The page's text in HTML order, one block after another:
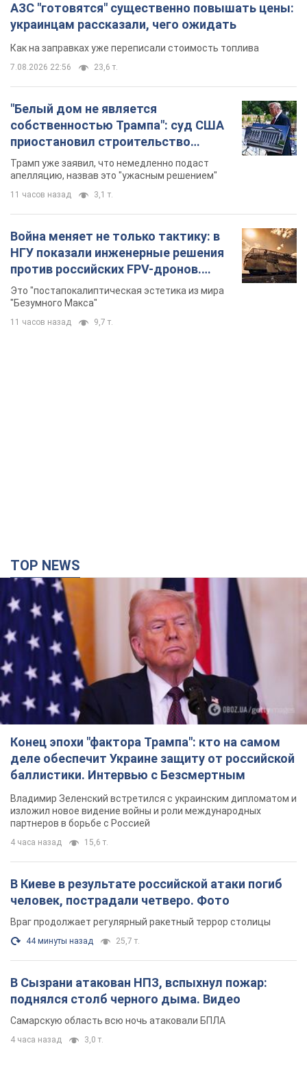
АЗС "готовятся" существенно повышать цены:
украинцам рассказали, чего ожидать
Как на заправках уже переписали стоимость топлива
7.08.2026 22:56 23,6 т.
"Белый дом не является
собственностью Трампа": суд США
приостановил строительство
бального зала стоимостью 400 млн
долларов
Трамп уже заявил, что немедленно подаст
апелляцию, назвав это "ужасным решением"
11 часов назад 3,1 т.
Война меняет не только тактику: в
НГУ показали инженерные решения
против российских FPV-дронов.
Фото
Это "постапокалиптическая эстетика из мира
"Безумного Макса"
11 часов назад 9,7 т.
TOP NEWS
Конец эпохи "фактора Трампа": кто на самом
деле обеспечит Украине защиту от российской
баллистики. Интервью с Безсмертным
Владимир Зеленский встретился с украинским дипломатом и
изложил новое видение войны и роли международных
партнеров в борьбе с Россией
4 часа назад 15,6 т.
В Киеве в результате российской атаки погиб
человек, пострадали четверо. Фото
Враг продолжает регулярный ракетный террор столицы
44 минуты назад 25,7 т.
В Сызрани атакован НПЗ, вспыхнул пожар:
поднялся столб черного дыма. Видео
Самарскую область всю ночь атаковали БПЛА
4 часа назад 3,0 т.